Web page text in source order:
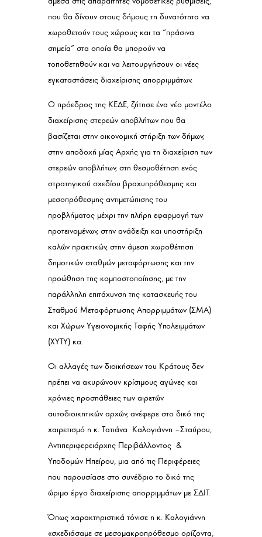
που θα δίνουν στους δήμους τη δυνατότητα να
χωροθετούν τους χώρους και τα “πράσινα
σημεία” στα οποία θα μπορούν να
τοποθετηθούν και να λειτουργήσουν οι νέες
εγκαταστάσεις διαχείρισης απορριμμάτων.
Ο πρόεδρος της ΚΕΔΕ, ζήτησε ένα νέο μοντέλο
διαχείρισης στερεών αποβλήτων που θα
βασίζεται στην οικονομική στήριξη των δήμων,
στην αποδοχή μίας Αρχής για τη διαχείριση των
στερεών αποβλήτων, στη θεσμοθέτηση ενός
στρατηγικού σχεδίου βραχυπρόθεσμης και
μεσοπρόθεσμης αντιμετώπισης του
προβλήματος μέχρι την πλήρη εφαρμογή των
προτεινομένων, στην ανάδειξη και υποστήριξη
καλών πρακτικών, στην άμεση χωροθέτηση
δημοτικών σταθμών μεταφόρτωσης και την
προώθηση της κομποστοποίησης, με την
παράλληλη επιτάχυνση της κατασκευής του
Σταθμού Μεταφόρτωσης Απορριμμάτων (ΣΜΑ)
και Χώρων Υγειονομικής Ταφής Υπολειμμάτων
(ΧΥΤΥ) κα.
Οι αλλαγές των διοικήσεων του Κράτους δεν
πρέπει να ακυρώνουν κρίσιμους αγώνες και
χρόνιες προσπάθειες των αιρετών
αυτοδιοικητικών αρχών, ανέφερε στο δικό της
χαιρετισμό η κ. Τατιάνα Καλογιάννη – Σταύρου,
Αντιπεριφερειάρχης Περιβάλλοντος &
Υποδομών Ηπείρου, μια από τις Περιφέρειες
που παρουσίασε στο συνέδριο το δικό της
ώριμο έργο διαχείρισης απορριμμάτων με ΣΔΙΤ.
Όπως χαρακτηριστικά τόνισε η κ. Καλογιάννη
«σχεδιάσαμε σε μεσομακροπρόθεσμο ορίζοντα,